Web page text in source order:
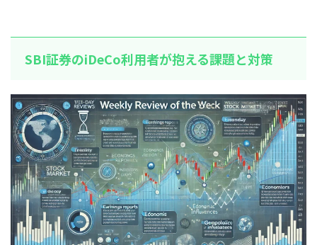
SBI証券のiDeCo利用者が抱える課題と対策